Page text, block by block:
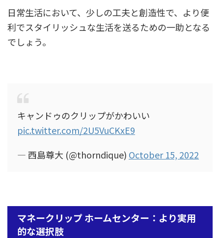
日常生活において、少しの工夫と創造性で、より便
利でスタイリッシュな生活を送るための一助となる
でしょう。
キャンドゥのクリップがかわいい
pic.twitter.com/2U5VuCKxE9
— 西島尊大 (@thorndique) October 15, 2022
マネークリップ ホームセンター：より実用
的な選択肢